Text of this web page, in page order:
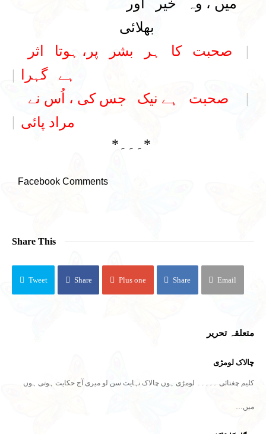
میں ، وہ خیر اور
بھلائی
صحبت کا ہر بشر پر، ہوتا اثر
ہے گہرا
صحبت ہے نیک جس کی ، اُس نے
مراد پائی
*۔۔۔*
Facebook Comments
Share This
Tweet Share Plus one Share Email
متعلقہ تحریر
چالاک لومڑی
کلیم چغتائی ۔۔۔۔۔ لومڑی ہوں چالاک نہایت سن لو میری آج حکایت ہوتی ہوں
میں…